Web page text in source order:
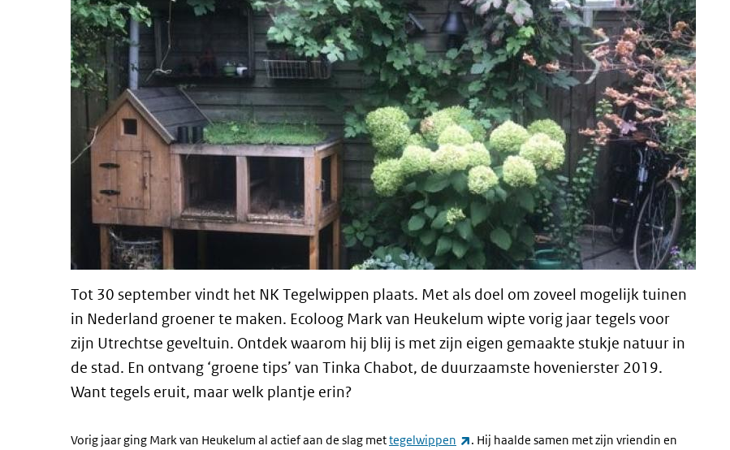
Tot 30 september vindt het NK Tegelwippen plaats. Met als doel om zoveel mogelijk tuinen
in Nederland groener te maken. Ecoloog Mark van Heukelum wipte vorig jaar tegels voor
zijn Utrechtse geveltuin. Ontdek waarom hij blij is met zijn eigen gemaakte stukje natuur in
de stad. En ontvang ‘groene tips’ van Tinka Chabot, de duurzaamste hovenierster 2019.
Want tegels eruit, maar welk plantje erin?
Vorig jaar ging Mark van Heukelum al actief aan de slag mettegelwippen (externe link)
. Hij haalde samen met zijn vriendin en